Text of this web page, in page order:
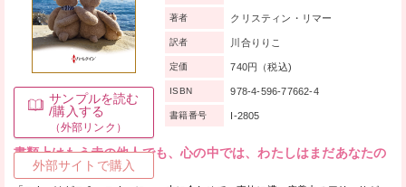
サンプルを読む
/購入する
（外部リンク）
外部サイトで購入
書類上はもう赤の他人でも、心の中では、わたしはまだあなたの
妻。
著者 クリスティン・リマー
訳者 川合りりこ
定価 740円（税込)
ISBN 978-4-596-77662-4
書籍番号 I-2805